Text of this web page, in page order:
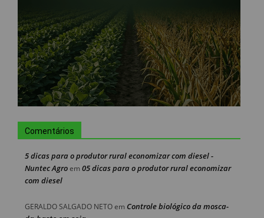
Comentários
5 dicas para o produtor rural economizar com diesel -
Nuntec Agroem 05 dicas para o produtor rural economizar
com diesel
GERALDO SALGADO NETOem Controle biológico da mosca-